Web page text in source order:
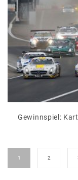
Gewinnspiel:
1 2